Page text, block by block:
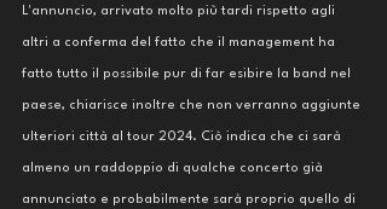
L'annuncio, arrivato molto più tardi rispetto agli
altri a conferma del fatto che il management ha
fatto tutto il possibile pur di far esibire la band nel
paese, chiarisce inoltre che non verranno aggiunte
ulteriori città al tour 2024. Ciò indica che ci sarà
almeno un raddoppio di qualche concerto già
annunciato e probabilmente sarà proprio quello di